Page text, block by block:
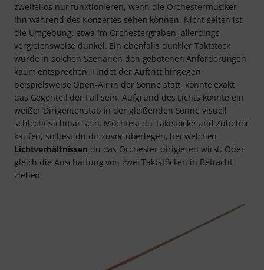
zweifellos nur funktionieren, wenn die Orchestermusiker
ihn während des Konzertes sehen können. Nicht selten ist
die Umgebung, etwa im Orchestergraben, allerdings
vergleichsweise dunkel. Ein ebenfalls dunkler Taktstock
würde in solchen Szenarien den gebotenen Anforderungen
kaum entsprechen. Findet der Auftritt hingegen
beispielsweise Open-Air in der Sonne statt, könnte exakt
das Gegenteil der Fall sein. Aufgrund des Lichts könnte ein
weißer Dirigentenstab in der gleißenden Sonne visuell
schlecht sichtbar sein. Möchtest du Taktstöcke und Zubehör
kaufen, solltest du dir zuvor überlegen, bei welchen
Lichtverhältnissen du das Orchester dirigieren wirst. Oder
gleich die Anschaffung von zwei Taktstöcken in Betracht
ziehen.